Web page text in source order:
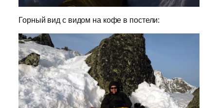
Горный вид с видом на кофе в постели: